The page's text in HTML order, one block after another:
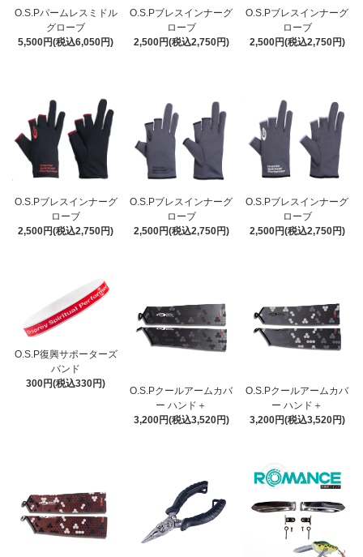
O.S.Pパームレスミドル
グローブ
5,500円(税込6,050円)
O.S.Pブレスインナーグ
ローブ
2,500円(税込2,750円)
O.S.Pブレスインナーグ
ローブ
2,500円(税込2,750円)
O.S.Pブレスインナーグ
ローブ
2,500円(税込2,750円)
O.S.Pブレスインナーグ
ローブ
2,500円(税込2,750円)
O.S.Pブレスインナーグ
ローブ
2,500円(税込2,750円)
O.S.P復興サポーターズ
バンド
300円(税込330円)
O.S.Pクールアームカバ
ー ハンド＋
3,200円(税込3,520円)
O.S.Pクールアームカバ
ー ハンド＋
3,200円(税込3,520円)